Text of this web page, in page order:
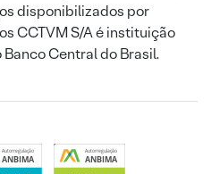
disponibilizados por
CCTVM S/A é instituição
Central do Brasil.